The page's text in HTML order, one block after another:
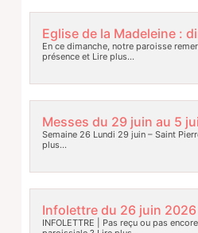
Eglise de la Madeleine :
En ce dimanche, notre paroisse
présence etLire plus…
Messes du 29 juin au 5
Semaine 26 Lundi 29 juin – Saint
plus…
Infolettre du 26 juin 2026
INFOLETTRE | Pas reçu ou pas